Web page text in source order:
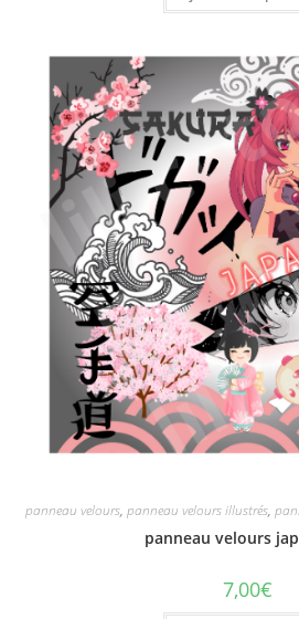
panneau velours, panneau velours illustrés,
panneau velours
7,00€